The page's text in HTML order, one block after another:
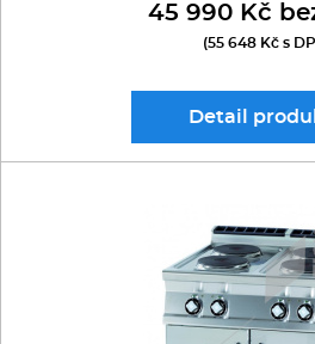
45 990 Kč
(55 648 Kč s
Detail